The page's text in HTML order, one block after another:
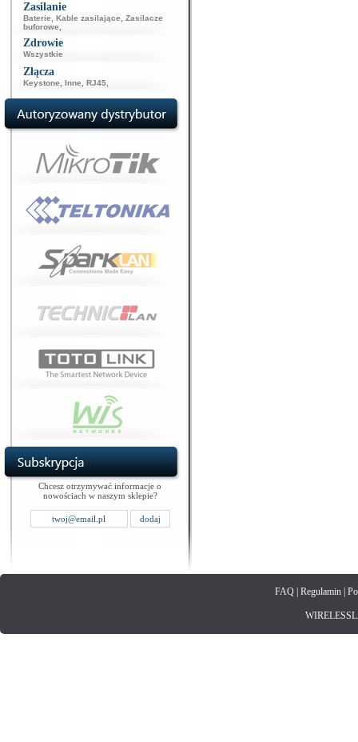
Zasilanie
Baterie Kable zasilające
Zasilacze
buforowe
Zdrowie
Wszystkie
Złącza
Keystone Inne RJ45
Chcesz otrzymywać informacje o
nowościach w naszym sklepie?
FAQ| Regulamin|